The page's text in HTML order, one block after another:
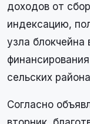
доходов от
индексацию,
узла блокчейна
сельских
Согласно